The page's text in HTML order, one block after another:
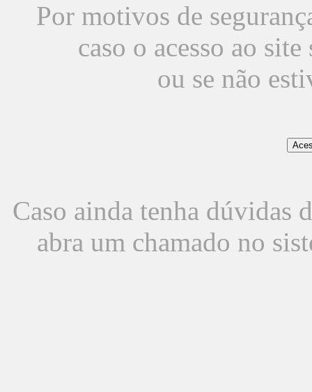
Por motivos de
caso o acesso ao
ou se não
Caso ainda tenha dúvidas
abra um chamado no